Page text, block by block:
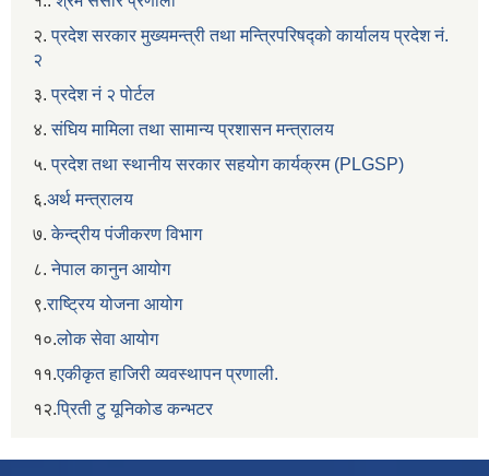
२. प्रदेश सरकार मुख्यमन्त्री तथा मन्त्रिपरिषद्को कार्यालय प्रदेश नं.
२
३.प्रदेश नं २ पोर्टल
४.संघिय मामिला तथा सामान्य प्रशासन मन्त्रालय
५.प्रदेश तथा स्थानीय सरकार सहयाेग कार्यक्रम (PLGSP)
६.अर्थ मन्त्रालय
७.केन्द्रीय पंजीकरण विभाग
८.नेपाल कानुन आयोग
९.राष्ट्रिय योजना आयोग
१०.लोक सेवा आयोग
११.एकीकृत हाजिरी व्यवस्थापन प्रणाली.
१२.प्रिती टु यूनिकोड कन्भटर